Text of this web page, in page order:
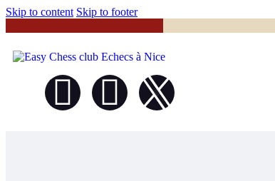
Skip to content Skip to footer